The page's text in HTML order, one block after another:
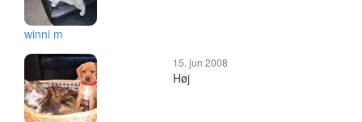
winni m
15. jun 2008
Høj